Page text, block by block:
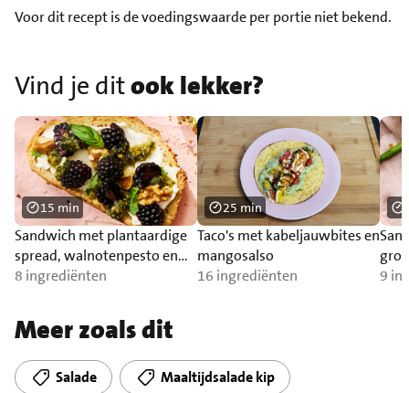
Voor dit recept is de voedingswaarde per portie niet bekend.
Vind je ditook lekker?
Sandwich met plantaardige
spread, walnotenpesto en
bramen.
8 ingrediënten
15 min
Taco's met kabeljauwbites en
mangosalso
16 ingrediënten
25 min
9
Meer zoals dit
Salade Maaltijdsalade kip